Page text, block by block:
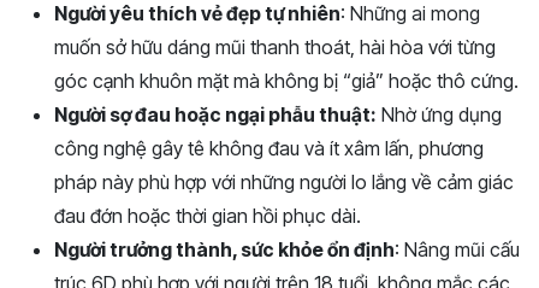
Người yêu thích vẻ đẹp tự nhiên: Những ai mong
muốn sở hữu dáng mũi thanh thoát, hài hòa với từng
góc cạnh khuôn mặt mà không bị “giả” hoặc thô cứng.
Người sợ đau hoặc ngại phẫu thuật: Nhờ ứng dụng
công nghệ gây tê không đau và ít xâm lấn, phương
pháp này phù hợp với những người lo lắng về cảm giác
đau đớn hoặc thời gian hồi phục dài.
Người trưởng thành, sức khỏe ổn định: Nâng mũi cấu
trúc 6D phù hợp với người trên 18 tuổi, không mắc các